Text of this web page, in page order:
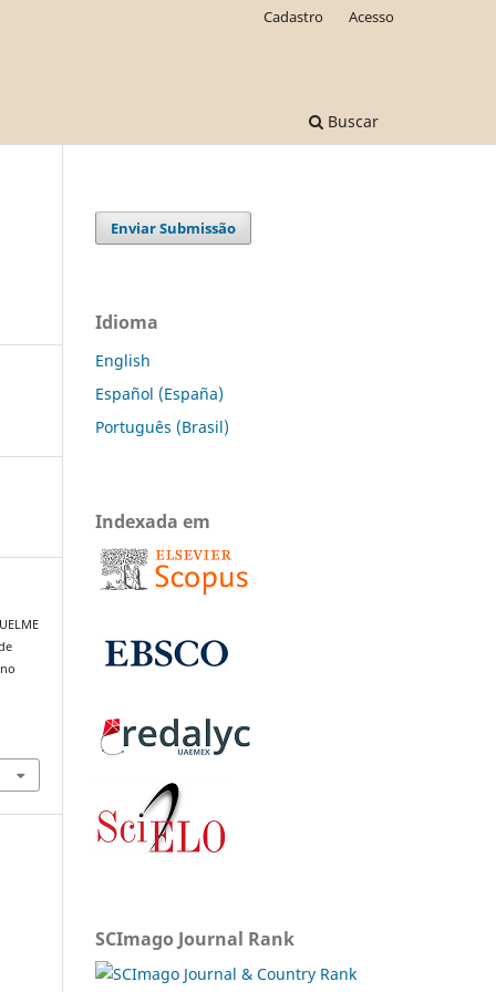
Buscar
Cadastro Acesso
Enviar Submissão
Idioma
English
Español (España)
Português (Brasil)
Indexada em
SCImago Journal Rank